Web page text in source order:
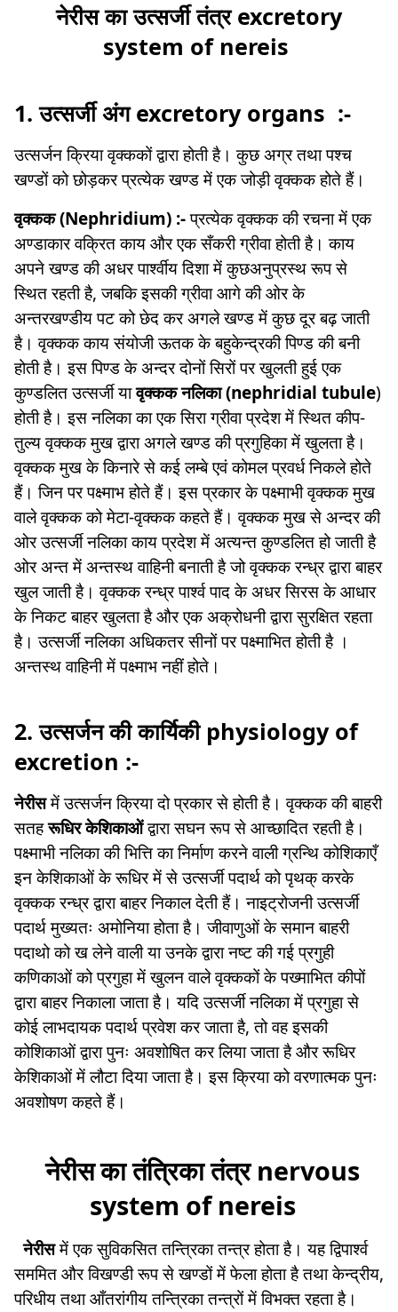
नेरीस का उत्सर्जी तंत्र excretory
system of nereis
1. उत्सर्जी अंग excretory organs :-
उत्सर्जन क्रिया वृक्ककों द्वारा होती है। कुछ अग्र तथा पश्च
खण्डों को छोड़कर प्रत्येक खण्ड में एक जोड़ी वृक्कक होते हैं।
वृक्कक (Nephridium) :-प्रत्येक वृक्कक की रचना में एक
अण्डाकार वक्रित काय और एक सँकरी ग्रीवा होती है। काय
अपने खण्ड की अधर पार्श्वीय दिशा में कुछअनुप्रस्थ रूप से
स्थित रहती है, जबकि इसकी ग्रीवा आगे की ओर के
अन्तरखण्डीय पट को छेद कर अगले खण्ड में कुछ दूर बढ़ जाती
है। वृक्कक काय संयोजी ऊतक के बहुकेन्द्रकी पिण्ड की बनी
होती है। इस पिण्ड के अन्दर दोनों सिरों पर खुलती हुई एक
कुण्डलित उत्सर्जी यावृक्कक नलिका (nephridial tubule)
होती है। इस नलिका का एक सिरा ग्रीवा प्रदेश में स्थित कीप-
तुल्य वृक्कक मुख द्वारा अगले खण्ड की प्रगुहिका में खुलता है।
वृक्कक मुख के किनारे से कई लम्बे एवं कोमल प्रवर्ध निकले होते
हैं। जिन पर पक्ष्माभ होते हैं। इस प्रकार के पक्ष्माभी वृक्कक मुख
वाले वृक्कक को मेटा-वृक्कक कहते हैं। वृक्कक मुख से अन्दर की
ओर उत्सर्जी नलिका काय प्रदेश में अत्यन्त कुण्डलित हो जाती है
ओर अन्त में अन्तस्थ वाहिनी बनाती है जो वृक्कक रन्ध्र द्वारा बाहर
खुल जाती है। वृक्कक रन्ध्र पार्श्व पाद के अधर सिरस के आधार
के निकट बाहर खुलता है और एक अक्रोधनी द्वारा सुरक्षित रहता
है। उत्सर्जी नलिका अधिकतर सीनों पर पक्ष्माभित होती है ।
अन्तस्थ वाहिनी में पक्ष्माभ नहीं होते।
2. उत्सर्जन की कार्यिकी physiology of
excretion :-
नेरीसमें उत्सर्जन क्रिया दो प्रकार से होती है। वृक्कक की बाहरी
सतहरूधिर केशिकाओंद्वारा सघन रूप से आच्छादित रहती है।
पक्ष्माभी नलिका की भित्ति का निर्माण करने वाली ग्रन्थि कोशिकाएँ
इन केशिकाओं के रूधिर में से उत्सर्जी पदार्थ को पृथक् करके
वृक्कक रन्ध्र द्वारा बाहर निकाल देती हैं। नाइट्रोजनी उत्सर्जी
पदार्थ मुख्यतः अमोनिया होता है। जीवाणुओं के समान बाहरी
पदाथो को ख लेने वाली या उनके द्वारा नष्ट की गई प्रगुही
कणिकाओं को प्रगुहा में खुलन वाले वृक्ककों के पख्माभित कीपों
द्वारा बाहर निकाला जाता है। यदि उत्सर्जी नलिका में प्रगुहा से
कोई लाभदायक पदार्थ प्रवेश कर जाता है, तो वह इसकी
कोशिकाओं द्वारा पुनः अवशोषित कर लिया जाता है और रूधिर
केशिकाओं में लौटा दिया जाता है। इस क्रिया को वरणात्मक पुनः
अवशोषण कहते हैं।
नेरीस का तंत्रिका तंत्र nervous
system of nereis
नेरीसमें एक सुविकसित तन्त्रिका तन्त्र होता है। यह द्विपार्श्व
सममित और विखण्डी रूप से खण्डों में फेला होता है तथा केन्द्रीय,
परिधीय तथा आँतरांगीय तन्त्रिका तन्त्रों में विभक्त रहता है।